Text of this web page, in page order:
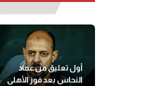
أول تعليق من عماد
النحاس بعد فوز الأهلي